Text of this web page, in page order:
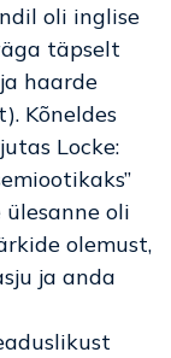
oli inglise
täpselt
haarde
Kõneldes
Locke:
ülesanne oli
olemust,
ja anda